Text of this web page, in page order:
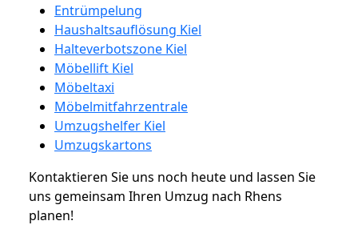
Entrümpelung
Haushaltsauflösung Kiel
Halteverbotszone Kiel
Möbellift Kiel
Möbeltaxi
Möbelmitfahrzentrale
Umzugshelfer Kiel
Umzugskartons
Kontaktieren Sie uns noch heute und lassen Sie
uns gemeinsam Ihren Umzug nach Rhens
planen!